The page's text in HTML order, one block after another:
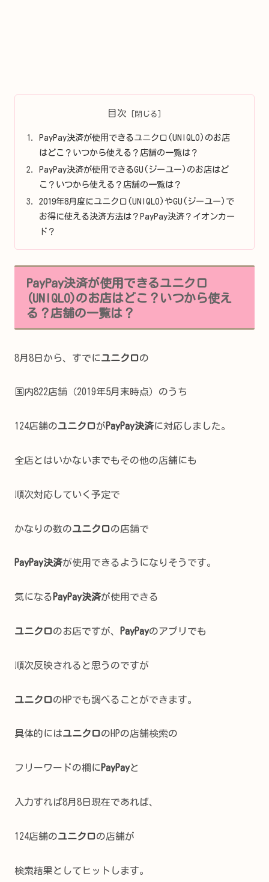
目次
PayPay決済が使用できるユニクロ(UNIQLO)のお店
はどこ？いつから使える？店舗の一覧は？
PayPay決済が使用できるGU(ジーユー)のお店はど
こ？いつから使える？店舗の一覧は？
2019年8月度にユニクロ(UNIQLO)やGU(ジーユー)で
お得に使える決済方法は？PayPay決済？イオンカー
ド？
PayPay決済が使用できるユニクロ
(UNIQLO)のお店はどこ？いつから使え
る？店舗の一覧は？
8月8日から、すでにユニクロの
国内822店舗（2019年5月末時点）のうち
124店舗のユニクロがPayPay決済に対応しました。
全店とはいかないまでもその他の店舗にも
順次対応していく予定で
かなりの数のユニクロの店舗で
PayPay決済が使用できるようになりそうです。
気になる PayPay決済が使用できる
ユニクロのお店ですが、 PayPayのアプリでも
順次反映されると思うのですが
ユニクロのHPでも調べることができます。
具体的にはユニクロのHPの店舗検索の
フリーワードの欄にPayPayと
入力すれば8月8日現在であれば、
124店舗のユニクロの店舗が
検索結果としてヒットします。